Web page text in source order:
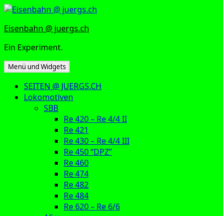
Zum
springen
Eisenbahn @ juergs.ch
Ein Experiment.
Menü und Widgets
SEITEN @ JUERGS.CH
Lokomotiven
SBB
Re 420 – Re 4/4 II
Re 421
Re 430 – Re 4/4 III
Re 450 “DPZ”
Re 460
Re 474
Re 482
Re 484
Re 620 – Re 6/6